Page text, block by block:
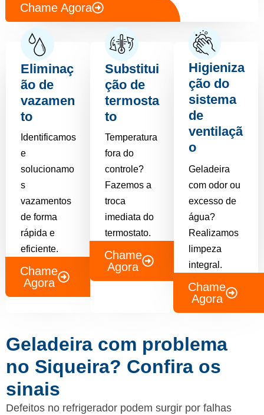
Chame Agora
Eliminaç
ão de
vazamen
to
Identificamos
e
solucionamo
s
vazamentos
de forma
rápida e
eficiente.
Chame
Agora
Substitui
ção de
termosta
to
Temperatura
fora do
controle?
Fazemos a
troca
imediata do
termostato.
Chame
Agora
Higieniza
ção do
sistema
de
ventilaçã
o
Geladeira
com odor ou
excesso de
água?
Realizamos
limpeza
integral.
Chame
Agora
Geladeira com problema
no Siqueira? Confira os
sinais
Defeitos no refrigerador podem surgir por falhas